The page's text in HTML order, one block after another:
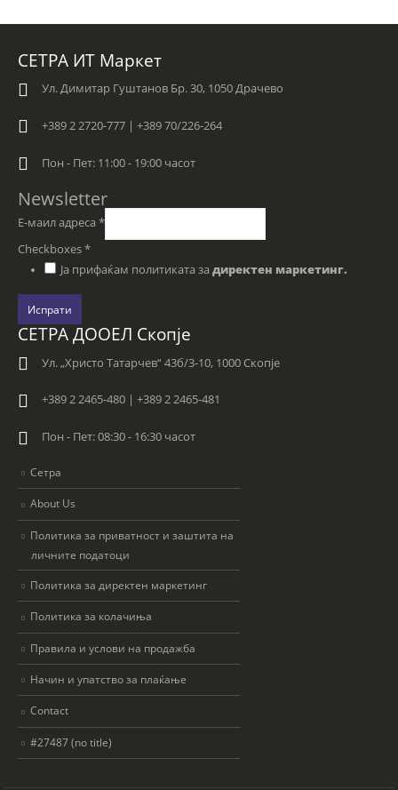
СЕТРА ИТ Маркет
Ул. Димитар Гуштанов Бр. 30, 1050 Драчево
+389 2 2720-777 | +389 70/226-264
Пон - Пет: 11:00 - 19:00 часот
Newsletter
Е-маил адреса *
Checkboxes*
Ја прифаќам политиката за директен маркетинг.
Испрати
СЕТРА ДООЕЛ Скопје
Ул. „Христо Татарчев“ 43б/3-10, 1000 Скопје
+389 2 2465-480 | +389 2 2465-481
Пон - Пет: 08:30 - 16:30 часот
Сетра
About Us
Политика за приватност и заштита на
личните податоци
Политика за директен маркетинг
Политика за колачиња
Правила и услови на продажба
Начин и упатство за плаќање
Contact
#27487 (no title)